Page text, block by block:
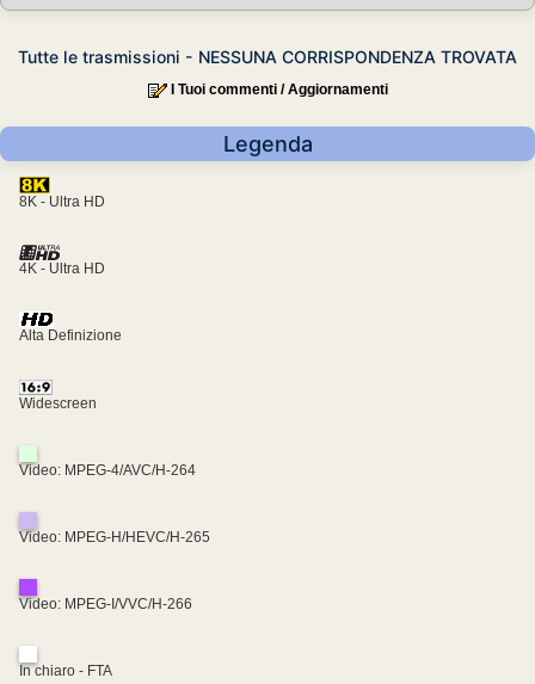
Tutte le trasmissioni - NESSUNA CORRISPONDENZA TROVATA
I Tuoi commenti / Aggiornamenti
Legenda
8K - Ultra HD
4K - Ultra HD
Alta Definizione
Widescreen
Video: MPEG-4/AVC/H-264
Video: MPEG-H/HEVC/H-265
Video: MPEG-I/VVC/H-266
In chiaro - FTA